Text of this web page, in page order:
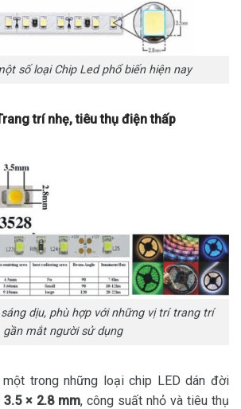
số loại Chip Led phổ biến hiện nay
trí nhẹ, tiêu thụ điện thấp
dịu, phù hợp với những vị trí trang trí
gần mắt người sử dụng
trong những loại chip LED dán đời
3.5 × 2.8 mm, công suất nhỏ và tiêu thụ